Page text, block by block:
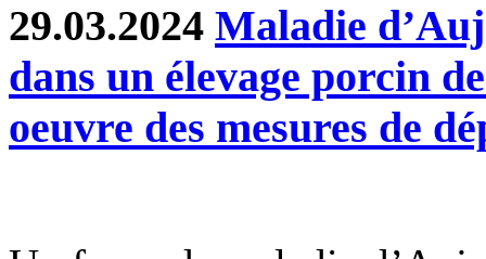
29.03.2024 Maladie
dans un élevage porcin
oeuvre des mesures de